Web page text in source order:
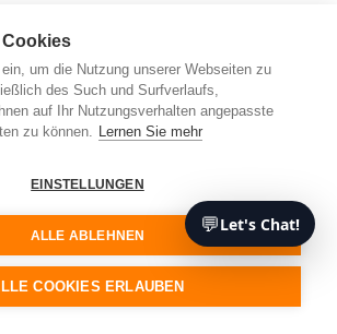
Nahtlose
anderen Tools und
Welt von Elasticsearch eintauchen, werden
Fähigkeit, mit verschiedenen Tools und
ist nicht nur ein Nice-to-have-Feature,
Art und Weise, wie wir Daten analysieren,
und Abläufe rationalisieren. Lassen Sie uns
Funktionen näher betrachten.
von Elasticsearch mit
💬Let's Chat!
um die Nutzung unserer Webseiten zu
des Such und Surfverlaufs,
auf Ihr Nutzungsverhalten angepasste
zu können. Lernen Sie mehr
EINSTELLUNGEN
ALLE ABLEHNEN
COOKIES ERLAUBEN